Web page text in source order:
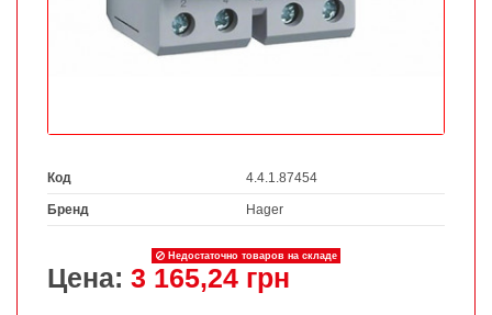
Код 4.4.1.87454
Бренд Hager
Недостаточно товаров на складе
Цена: 3 165,24 грн